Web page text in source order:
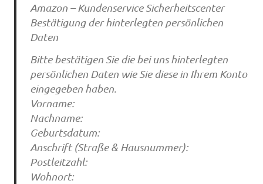
Amazon – Kundenservice Sicherheitscenter
Bestätigung der hinterlegten persönlichen
Daten
Bitte bestätigen Sie die bei uns hinterlegten
persönlichen Daten wie Sie diese in Ihrem Konto
eingegeben haben.
Vorname:
Nachname:
Geburtsdatum:
Anschrift (Straße & Hausnummer):
Postleitzahl:
Wohnort: